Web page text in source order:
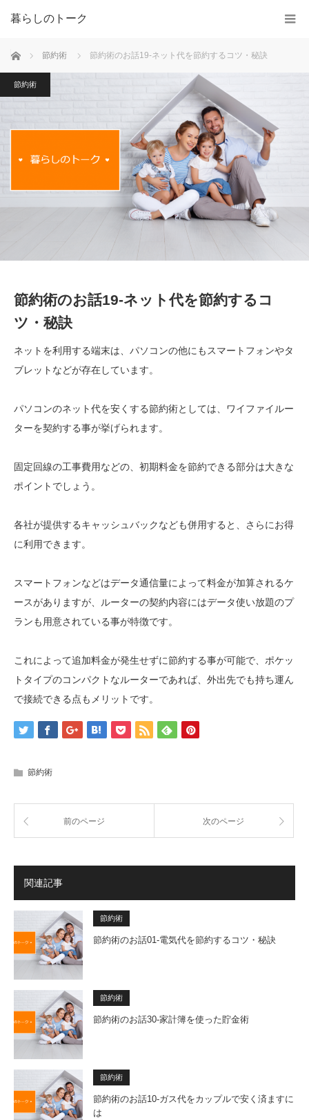
暮らしのトーク
ホーム 節約術 節約術のお話19-ネット代を節約するコツ・秘訣
節約術
節約術のお話19-ネット代を節約するコ
ツ・秘訣
ネットを利用する端末は、パソコンの他にもスマートフォンやタ
ブレットなどが存在しています。
パソコンのネット代を安くする節約術としては、ワイファイルー
ターを契約する事が挙げられます。
固定回線の工事費用などの、初期料金を節約できる部分は大きな
ポイントでしょう。
各社が提供するキャッシュバックなども併用すると、さらにお得
に利用できます。
スマートフォンなどはデータ通信量によって料金が加算されるケ
ースがありますが、ルーターの契約内容にはデータ使い放題のプ
ランも用意されている事が特徴です。
これによって追加料金が発生せずに節約する事が可能で、ポケッ
トタイプのコンパクトなルーターであれば、外出先でも持ち運ん
で接続できる点もメリットです。
節約術
前のページ 次のページ
関連記事
節約術
節約術のお話01-電気代を節約するコツ・秘訣
節約術
節約術のお話30-家計簿を使った貯金術
節約術
節約術のお話10-ガス代をカップルで安く済ますに
は